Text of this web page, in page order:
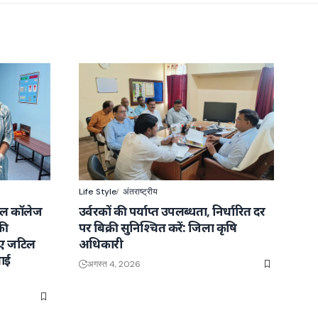
कॉलेज
जटिल
Life Style अंतराष्ट्रीय
उर्वरकों की पर्याप्त उपलब्धता, निर्धारित दर
पर बिक्री सुनिश्चित करें: जिला कृषि
अधिकारी
अगस्त 4, 2026